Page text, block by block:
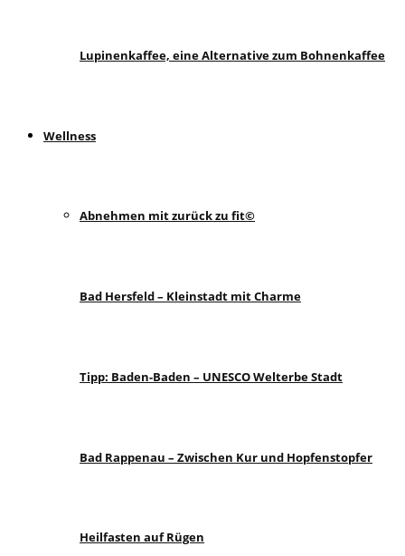
Lupinenkaffee, eine Alternative zum Bohnenkaffee
Wellness
Abnehmen mit zurück zu fit©
Bad Hersfeld – Kleinstadt mit Charme
Tipp: Baden-Baden – UNESCO Welterbe Stadt
Bad Rappenau – Zwischen Kur und Hopfenstopfer
Heilfasten auf Rügen